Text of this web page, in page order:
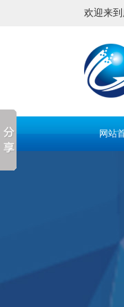
欢迎来
网站